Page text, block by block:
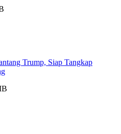
Trump, Siap Tangkap